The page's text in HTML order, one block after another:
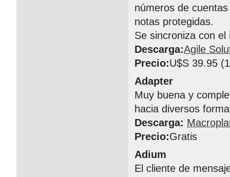
números de
notas protegidas.
Se sincroniza con
Descarga:Agile
Precio:U$S 39.95
Adapter
Muy buena y
hacia diversos
Descarga:
Precio:Gratis
Adium
El cliente de